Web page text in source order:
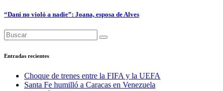
“Dani no violó a nadie”: Joana, esposa de Alves
Entradas recientes
Choque de trenes entre la FIFA y la UEFA
Santa Fe humilló a Caracas en Venezuela